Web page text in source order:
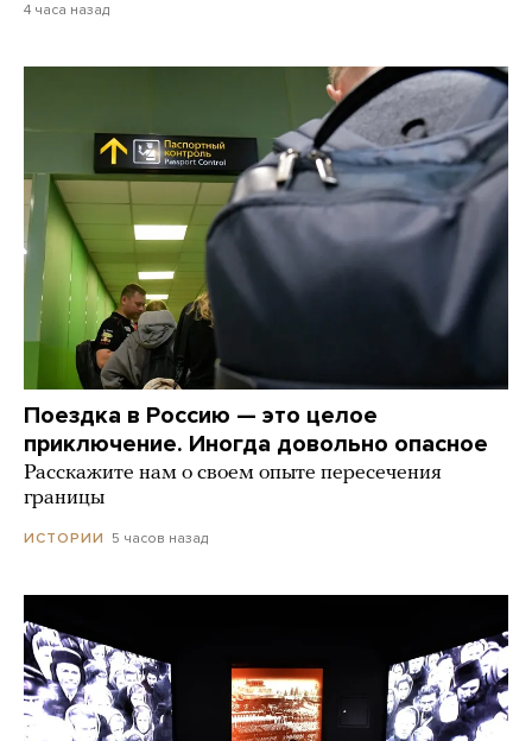
4 часа назад
Поездка в Россию — это целое
приключение. Иногда довольно опасное
Расскажите нам о своем опыте пересечения
границы
ИСТОРИИ 5 часов назад